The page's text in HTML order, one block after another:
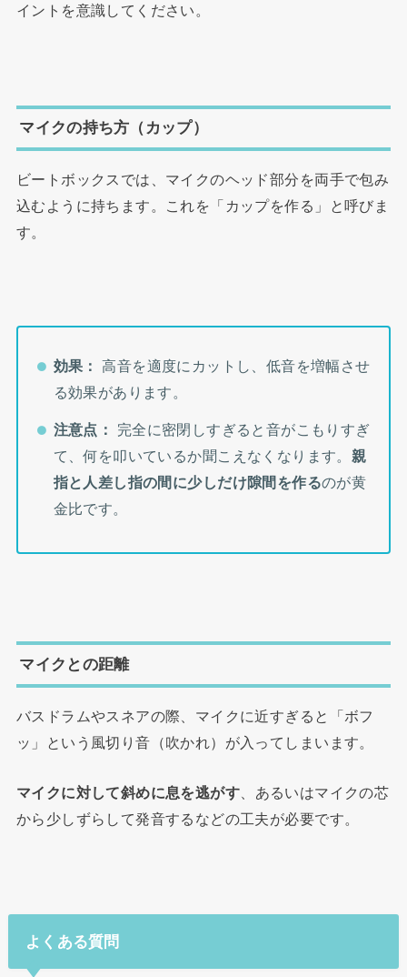
イントを意識してください。
マイクの持ち方（カップ）
ビートボックスでは、マイクのヘッド部分を両手で包み
込むように持ちます。これを「カップを作る」と呼びま
す。
効果：
高音を適度にカットし、低音を増幅させ
る効果があります。
注意点：
完全に密閉しすぎると音がこもりすぎ
て、何を叩いているか聞こえなくなります。 親
指と人差し指の間に少しだけ隙間を作るのが黄
金比です。
マイクとの距離
バスドラムやスネアの際、マイクに近すぎると「ボフ
ッ」という風切り音（吹かれ）が入ってしまいます。
マイクに対して斜めに息を逃がす 、あるいはマイクの芯
から少しずらして発音するなどの工夫が必要です。
よくある質問